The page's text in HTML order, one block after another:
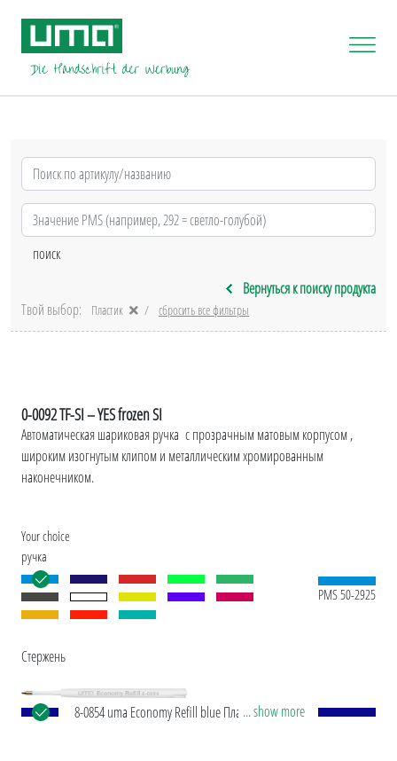
Вернуться к поиску продукта
Твой выбор:
Пластик сбросить все фильтры
0-0092 TF-SI – YES frozen SI
Автоматическая шариковая ручка с прозрачным матовым корпусом ,
широким изогнутым клипом и металлическим хромированным
наконечником.
Your choice
ручка
PMS 50-2925
Стержень
8-0854 uma Economy Refill blue Пластиковые
... show more